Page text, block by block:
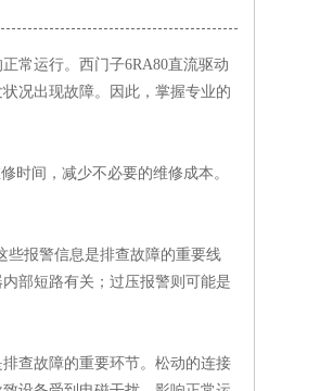
常运行。西门子6RA80直流驱动
况出现故障。因此，掌握专业的
间，减少不必要的维修成本。
报警信息是排查故障的重要线
部短路有关；过压报警则可能是
查故障的重要环节。松动的连接